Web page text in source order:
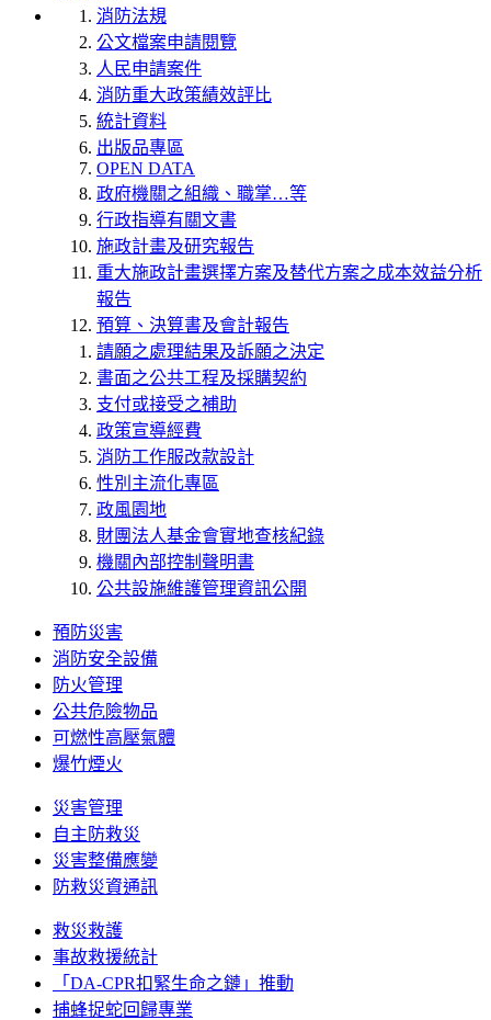
消防法規
公文檔案申請閱覽
人民申請案件
消防重大政策績效評比
統計資料
出版品專區
OPEN DATA
政府機關之組織、職掌…等
行政指導有關文書
施政計畫及研究報告
重大施政計畫選擇方案及替代方案之成本效益分析
報告
預算、決算書及會計報告
請願之處理結果及訴願之決定
書面之公共工程及採購契約
支付或接受之補助
政策宣導經費
消防工作服改款設計
性別主流化專區
政風園地
財團法人基金會實地查核紀錄
機關內部控制聲明書
公共設施維護管理資訊公開
預防災害
消防安全設備
防火管理
公共危險物品
可燃性高壓氣體
爆竹煙火
災害管理
自主防救災
災害整備應變
防救災資通訊
救災救護
事故救援統計
「DA-CPR扣緊生命之鏈」推動
捕蜂捉蛇回歸專業